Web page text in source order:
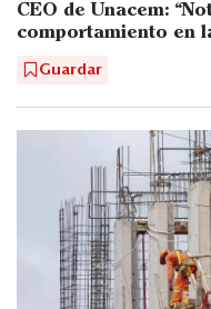
CEO de Unacem:
comportamiento en
Guardar